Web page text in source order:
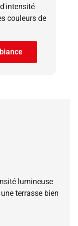
couleurs de
lumineuse
terrasse bien